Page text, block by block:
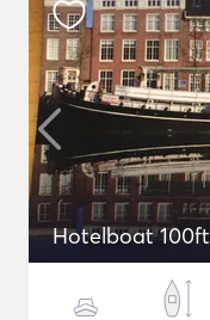
Hotelboat 100ft